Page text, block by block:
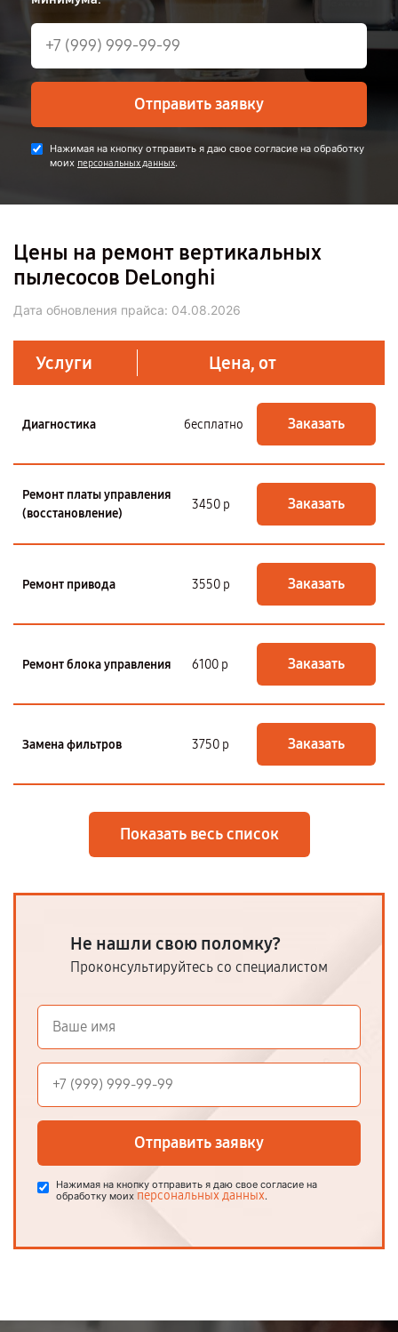
Отправить заявку
Нажимая на кнопку отправить я даю свое согласие на обработку
моих персональных данных.
Цены на ремонт вертикальных
пылесосов DeLonghi
Дата обновления прайса: 04.08.2026
Услуги Цена, от
Диагностика бесплатно Заказать
Ремонт платы управления
(восстановление)
3450 р Заказать
Ремонт привода 3550 р Заказать
Ремонт блока управления 6100 р Заказать
Замена фильтров 3750 р Заказать
Показать весь список
Не нашли свою поломку?
Проконсультируйтесь со специалистом
Отправить заявку
Нажимая на кнопку отправить я даю свое согласие на
обработку моих персональных данных.